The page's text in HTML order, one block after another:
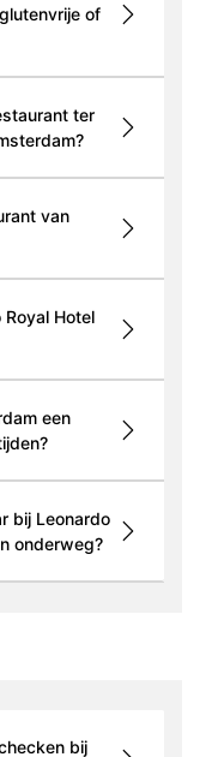
of
ter
van
Hotel
een
bij Leonardo
onderweg?
bij